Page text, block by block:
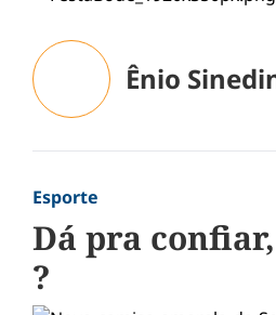
Ênio
Esporte
Dá pra
?